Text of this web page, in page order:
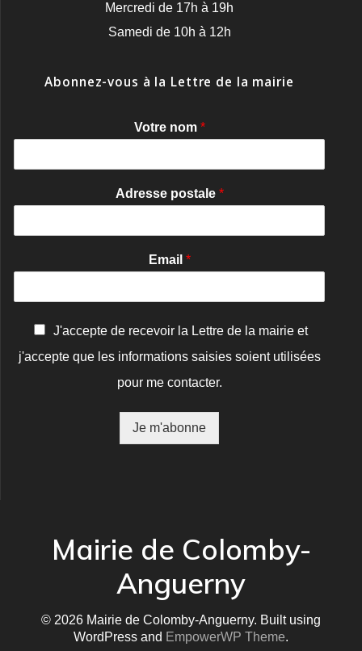
Mercredi de 17h à 19h
Samedi de 10h à 12h
Abonnez-vous à la Lettre de la mairie
Votre nom *
Adresse postale *
Email *
n
J'accepte de recevoir la Lettre de la mairie et
j'accepte que les informations saisies soient utilisées
pour me contacter.
Je m'abonne
Mairie de Colomby-
Anguerny
© 2026 Mairie de Colomby-Anguerny. Built using
WordPress and EmpowerWP Theme.